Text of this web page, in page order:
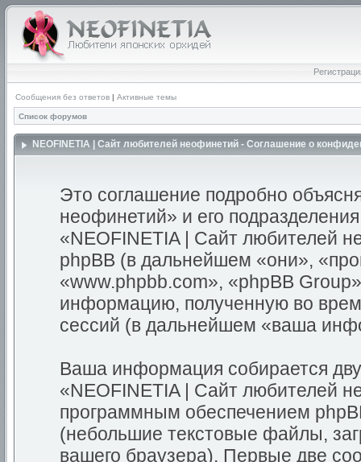
Сообщения без ответов | Активные темы
Список форумов
NEOFINETIA | Сайт любителей неофинетий - Соглашение о
Это соглашение подробно
неофинетий» и его
«NEOFINETIA | Сайт любителей
phpBB (в дальнейшем «они»,
«www.phpbb.com», «phpBB
информацию, полученную во
сессий (в дальнейшем «ваша
Ваша информация собирается
«NEOFINETIA | Сайт любителей
программным обеспечением
(небольшие текстовые файлы,
вашего браузера). Первые две